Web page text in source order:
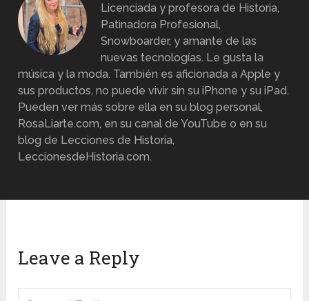
Licenciada y profesora de Historia,
Patinadora Profesional,
Snowboarder, y amante de las
nuevas tecnologías. Le gusta la
música y la moda. También es aficionada a Apple y
sus productos, no puede vivir sin su iPhone y su iPad.
Pueden ver más sobre ella en su blog personal,
RosaLiarte.com, en su canal de YouTube o en su
blog de Lecciones de Historia,
LeccionesdeHistoria.com.
Leave a Reply